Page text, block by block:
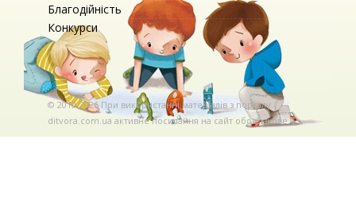
Благодійність
Конкурси
© 2010-2026 При використаннi матерiалiв з порталу
ditvora.com.ua активне посилання на сайт обов'язкове. .